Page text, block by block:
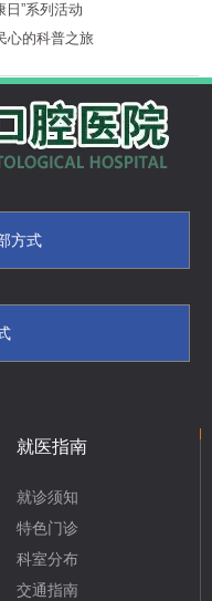
日”系列活动
心的科普之旅
方式
就医指南
就诊须知
特色门诊
科室分布
交通指南